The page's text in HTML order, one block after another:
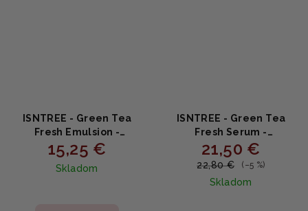
ISNTREE - Green Tea
Fresh Emulsion -
Osviežujúca emulzia so
zeleným čajom 120ml
15,25 €
Skladom
ISNTREE - Green Tea
Fresh Serum -
Osviežujúce sérum so
zeleným čajom 50ml
21,50 €
22,80 € (–5 %)
Skladom